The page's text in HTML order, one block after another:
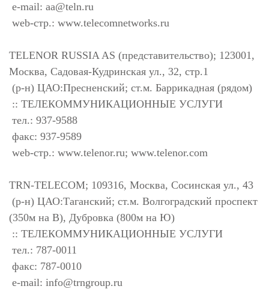
e-mail: aa@teln.ru
web-стр.: www.telecomnetworks.ru
TELENOR RUSSIA AS (представительство); 123001,
Москва, Садовая-Кудринская ул., 32, стр.1
(р-н) ЦАО:Пресненский; ст.м. Баррикадная (рядом)
:: ТЕЛЕКОММУНИКАЦИОННЫЕ УСЛУГИ
тел.: 937-9588
факс: 937-9589
web-стр.: www.telenor.ru; www.telenor.com
TRN-TELECOM; 109316, Москва, Сосинская ул., 43
(р-н) ЦАО:Таганский; ст.м. Волгоградский проспект
(350м на В), Дубровка (800м на Ю)
:: ТЕЛЕКОММУНИКАЦИОННЫЕ УСЛУГИ
тел.: 787-0011
факс: 787-0010
e-mail: info@trngroup.ru